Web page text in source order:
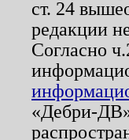
ст. 24
редакции
Согласно
«Дебри-